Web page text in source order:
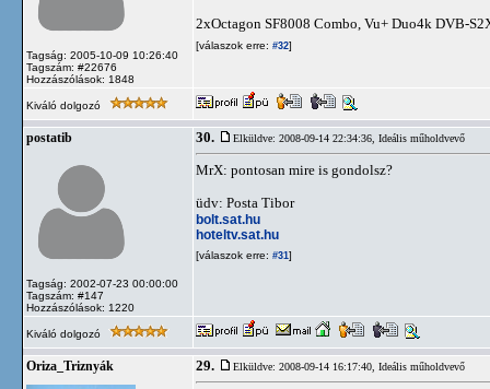
Tagság: 2005-10-09 10:26:40
Tagszám: #22676
Hozzászólások: 1848
2xOctagon SF8008 Combo, Vu+ Duo4k DVB-
[válaszok erre: #32]
Kiváló dolgozó
postatib
Tagság: 2002-07-23 00:00:00
Tagszám: #147
Hozzászólások: 1220
30. Elküldve: 2008-09-14 22:34:36, Ideális műholdvevő
MrX: pontosan mire is gondolsz?
üdv: Posta Tibor
bolt.sat.hu
hoteltv.sat.hu
[válaszok erre: #31]
Kiváló dolgozó
Oriza_Triznyák 29. Elküldve: 2008-09-14 16:17:40, Ideális műholdvevő